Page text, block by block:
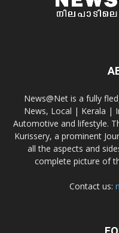
News@Net is a fully
News, Local | Kerala |
Automotive and lifestyle.
Kurissery, a prominent
all the aspects and
complete picture of
Contact us: